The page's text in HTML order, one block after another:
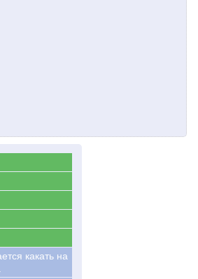
какать на